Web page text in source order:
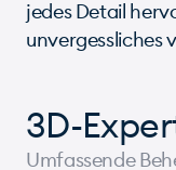
jedes Detail
unvergessliches
3D-
Umfassende